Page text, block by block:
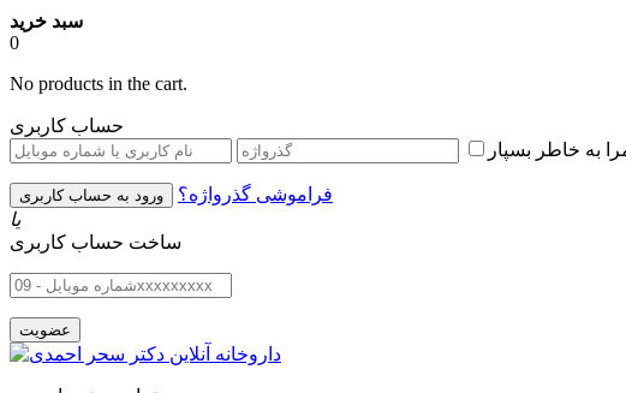
سبد خرید
0
No products in the cart.
حساب کاربری
به خاطر بسپار
فراموشی گذرواژه؟
یا
ساخت حساب کاربری